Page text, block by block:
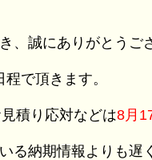
、誠にありがとうご
で頂きます。
積り応対などは8月
納期情報よりも遅